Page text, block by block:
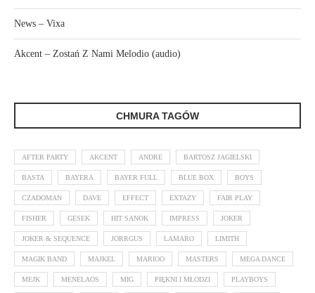
News – Vixa
Akcent – Zostań Z Nami Melodio (audio)
CHMURA TAGÓW
AFTER PARTY AKCENT ANDRE BARTOSZ JAGIELSKI
BASTA BAYERA BAYER FULL BLUE BOX BOYS
CZADOMAN DAVE EFFECT EXTAZY FAIR PLAY
FISHER GESEK HIT SANOK IMPRESS JOKER
JOKER & SEQUENCE JORRGUS LAMARO LIMITH
MAGIK BAND MAJKEL MARIOO MASTERS MEGA DANCE
MEJK MENELAOS MIG PIĘKNI I MŁODZI PLAYBOYS